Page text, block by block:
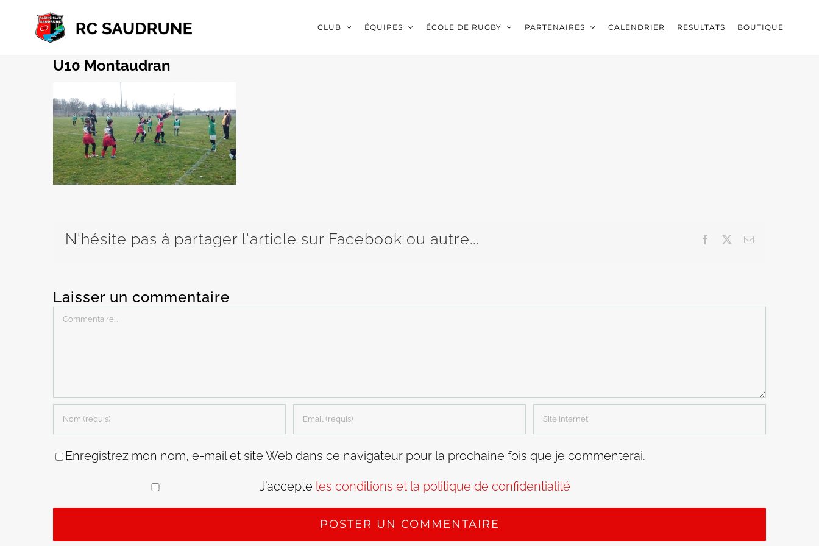
contenu
CLUB ÉQUIPES ÉCOLE DE RUGBY PARTENAIRES CALENDRIER RESULTATS BOUTIQUE
U10 Montaudran
N'hésite pas à partager l'article sur Facebook ou autre... Facebook Email
Laisser un commentaire
Commentaire
Enregistrez mon nom, e-mail et site Web dans ce navigateur pour la prochaine fois que je commenterai.
J’accepte les conditions et la politique de confidentialité